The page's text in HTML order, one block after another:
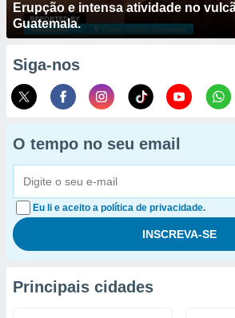
Erupção e intensa atividade no
Guatemala.
Siga-nos
O tempo no seu email
Eu li e aceito a política de privacidade.
Principais cidades